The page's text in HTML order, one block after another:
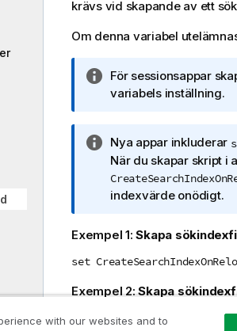
krävs vid skapande av ett
Om denna variabel
A
n
c
k
n
i
g
m
f
För sessionsappar
variabels inställning.
A
n
t
e
k
i
g
o
Nya appar inkluderar
När du skapar skript i
indexvärde onödigt.
Exempel 1:Skapa
set
Exempel 2:Skapa
set
with our websites and to